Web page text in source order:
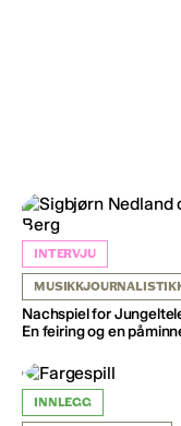
INTERVJU
Nachspiel for
En feiring og en
INNLEGG